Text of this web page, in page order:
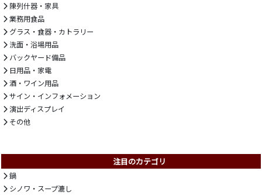
陳列什器・家具
業務用食品
グラス・食器・カトラリー
洗面・浴場用品
バックヤード備品
日用品・家電
酒・ワイン用品
サイン・インフォメーション
演出ディスプレイ
その他
注目のカテゴリ
鍋
シノワ・スープ漉し